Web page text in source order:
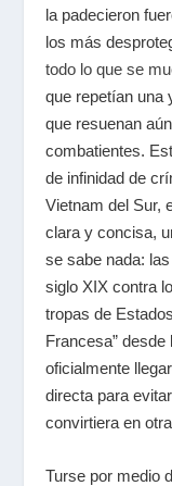
la padecieron
los más
todo lo que se
que repetían una
que resuenan
combatientes.
de infinidad de
Vietnam del Sur,
clara y concisa,
se sabe nada:
siglo XIX contra
tropas de
Francesa”
oficialmente
directa para
convirtiera en
Turse por medio